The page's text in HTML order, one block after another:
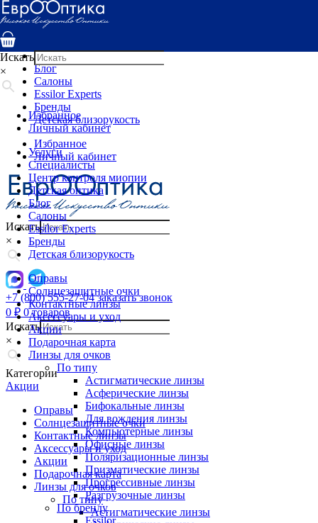
Услуги
Специалисты
Детская оптика
Блог
Салоны
Essilor Experts
Бренды
Детская близорукость
Избранное
Личный кабинет
Искать
×
+7 (800) 555-27-04 заказать звонок
0 ₽ 0 товаров
Искать
×
Категории
Акции
Оправы
Солнцезащитные очки
Контактные линзы
Аксессуары и уход
Акции
Подарочная карта
Линзы для очков
По типу
Астигматические линзы
Искать
×
Избранное
Личный кабинет
Услуги
Специалисты
Центр контроля миопии
Детская оптика
Блог
Салоны
Essilor Experts
Бренды
Детская близорукость
Оправы
Солнцезащитные очки
Контактные линзы
Аксессуары и уход
Акции
Подарочная карта
Линзы для очков
По типу
Астигматические линзы
Асферические линзы
Бифокальные линзы
Для вождения линзы
Компьютерные линзы
Офисные линзы
Поляризационные линзы
Призматические линзы
Прогрессивные линзы
Разгрузочные линзы
По бренду
Essilor